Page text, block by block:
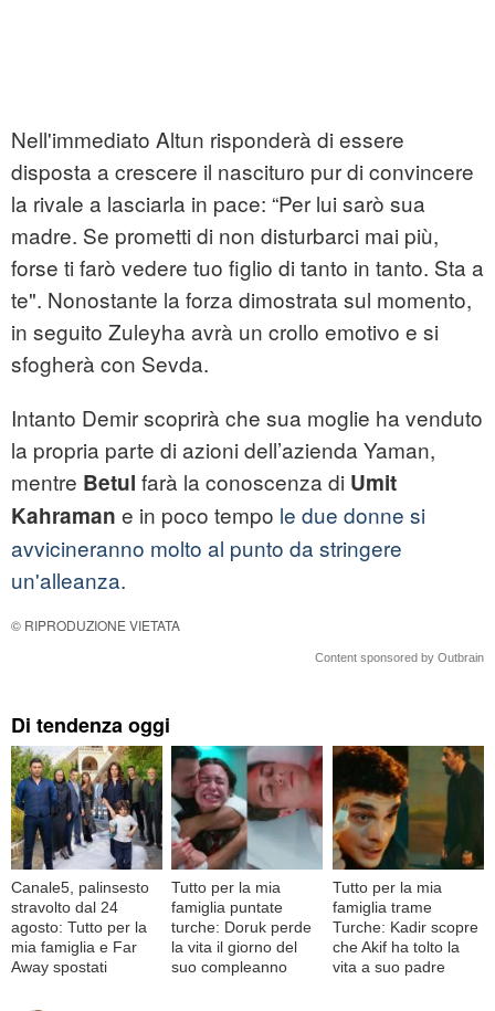
Nell'immediato Altun risponderà di essere
disposta a crescere il nascituro pur di convincere
la rivale a lasciarla in pace: “Per lui sarò sua
madre. Se prometti di non disturbarci mai più,
forse ti farò vedere tuo figlio di tanto in tanto. Sta a
te". Nonostante la forza dimostrata sul momento,
in seguito Zuleyha avrà un crollo emotivo e si
sfogherà con Sevda.
Intanto Demir scoprirà che sua moglie ha venduto
la propria parte di azioni dell’azienda Yaman,
mentre Betul farà la conoscenza di Umit
Kahraman e in poco tempo le due donne si
avvicineranno molto al punto da stringere
un'alleanza.
© RIPRODUZIONE VIETATA
Content sponsored by Outbrain
Di tendenza oggi
Canale5, palinsesto
stravolto dal 24
agosto: Tutto per la
mia famiglia e Far
Away spostati
Tutto per la mia
famiglia puntate
turche: Doruk perde
la vita il giorno del
suo compleanno
Tutto per la mia
famiglia trame
Turche: Kadir scopre
che Akif ha tolto la
vita a suo padre